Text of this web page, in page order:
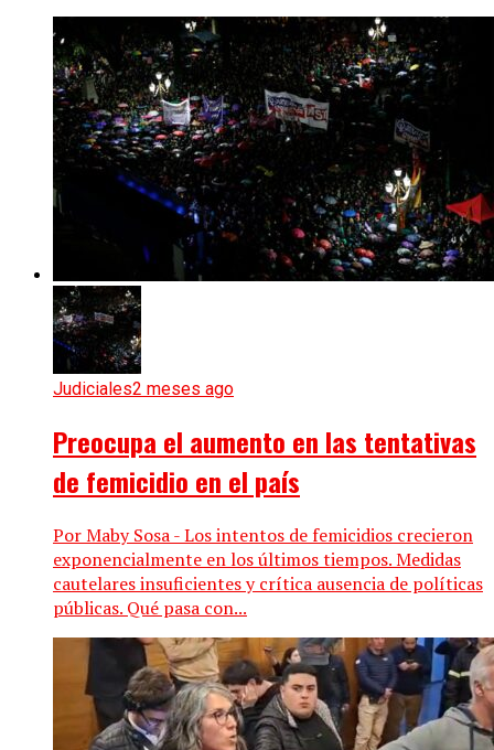
Judiciales2 meses ago
Preocupa el aumento en las tentativas
de femicidio en el país
Por Maby Sosa - Los intentos de femicidios crecieron
exponencialmente en los últimos tiempos. Medidas
cautelares insuficientes y crítica ausencia de políticas
públicas. Qué pasa con...